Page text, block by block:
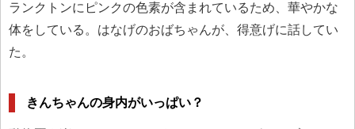
ランクトンにピンクの色素が含まれているため、華やかな
体をしている。はなげのおばちゃんが、得意げに話してい
た。
きんちゃんの身内がいっぱい？